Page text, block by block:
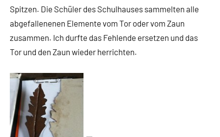
Spitzen. Die Schüler des Schulhauses sammelten alle
abgefallenenen Elemente vom Tor oder vom Zaun
zusammen. Ich durfte das Fehlende ersetzen und das
Tor und den Zaun wieder herrichten.